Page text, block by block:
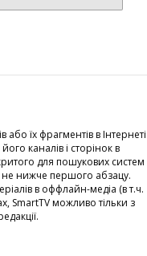
або їх фрагментів в Інтернеті
каналів і сторінок в
для пошукових систем
не нижче першого абзацу.
в оффлайн-медіа (в т.ч.
SmartTV можливо тільки з